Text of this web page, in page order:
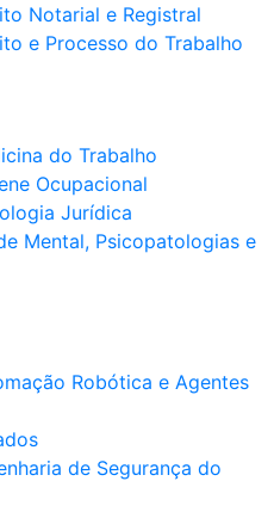
Notarial e Registral
e Processo do Trabalho
do Trabalho
Ocupacional
Jurídica
Mental, Psicopatologias e
Robótica e Agentes
de Segurança do